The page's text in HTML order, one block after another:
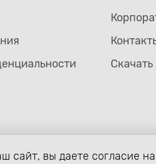
страницы avtozaryad.ru
сайт, вы даете согласие на